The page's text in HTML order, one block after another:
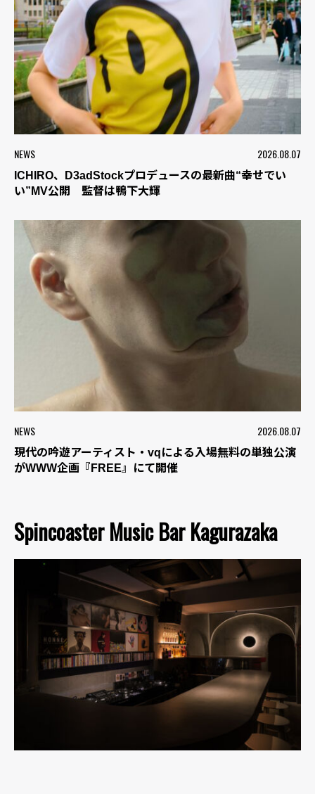
NEWS 2026.08.07
ICHIRO、D3adStockプロデュースの最新曲“幸せでい
い”MV公開 監督は鴨下大輝
NEWS 2026.08.07
現代の吟遊アーティスト・vqによる入場無料の単独公演
がWWW企画『FREE』にて開催
Spincoaster Music Bar Kagurazaka